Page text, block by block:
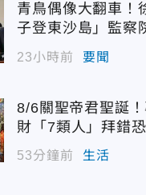
青鳥偶像大翻車！
子登東沙島」監察
23小時前 要聞
8/6關聖帝君聖誕
財「7類人」拜錯
53分鐘前 生活